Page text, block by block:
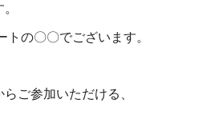
の〇〇でございます。
ご参加いただける、